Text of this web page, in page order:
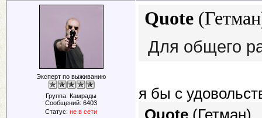
Эксперт по выживанию
Группа: Камрады
Сообщений: 6403
Статус: не в сети
Quote (Гетман
Для общего
я бы с
Quote (Гетман)